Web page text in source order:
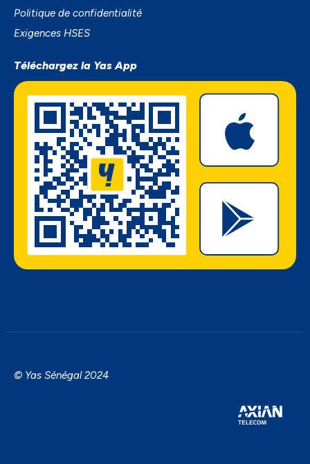
Politique de confidentialité
Exigences HSES
Téléchargez la Yas App
© Yas Sénégal 2024